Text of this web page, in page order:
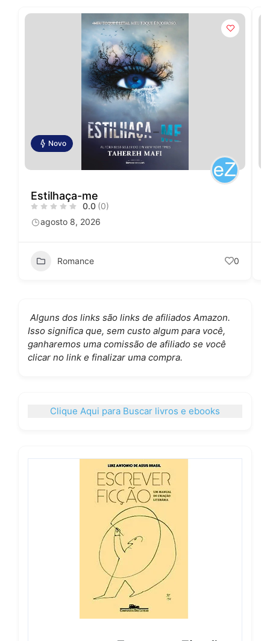
Novo
Estilhaça-me
0.0 (0)
agosto 8, 2026
Romance 0
Alguns dos links são links de afiliados Amazon.
Isso significa que, sem custo algum para você,
ganharemos uma comissão de afiliado se você
clicar no link e finalizar uma compra.
Clique Aqui para Buscar livros e ebooks